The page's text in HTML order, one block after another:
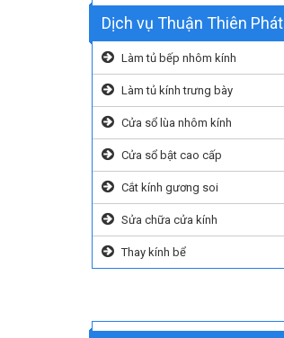
Dịch vụ Thuận Thiên Phát
Làm tủ bếp nhôm kính
Làm tủ kính trưng bày
Cửa sổ lùa nhôm kính
Cửa sổ bật cao cấp
Cắt kính gương soi
Sửa chữa cửa kính
Thay kính bể